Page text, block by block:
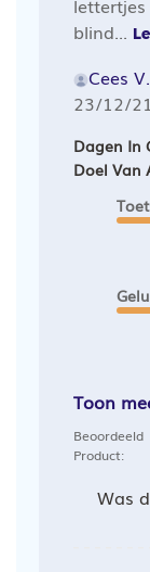
blind...
Cees
23/12/21
Dagen In
Doel Van
Toon
Beoordeeld
Product:
Was